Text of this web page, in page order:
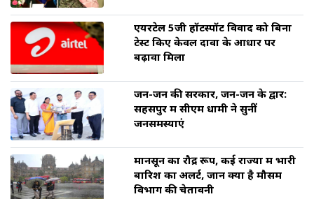
एयरटेल 5जी हॉटस्पॉट विवाद को बिना
टेस्ट किए केवल दावों के आधार पर
बढ़ावा मिला
जन-जन की सरकार, जन-जन के द्वार:
सहसपुर में सीएम धामी ने सुनीं
जनसमस्याएं
मानसून का रौद्र रूप, कई राज्यों में भारी
बारिश का अलर्ट, जानें क्या है मौसम
विभाग की चेतावनी